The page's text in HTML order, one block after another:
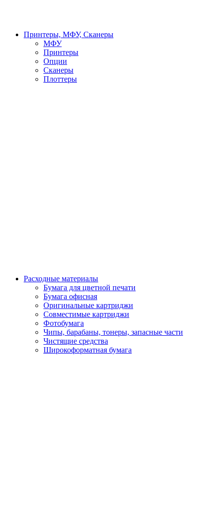
Принтеры, МФУ, Сканеры
МФУ
Принтеры
Опции
Сканеры
Плоттеры
Расходные материалы
Бумага для цветной печати
Бумага офисная
Оригинальные картриджи
Совместимые картриджи
Фотобумага
Чипы, барабаны, тонеры, запасные части
Чистящие средства
Широкоформатная бумага